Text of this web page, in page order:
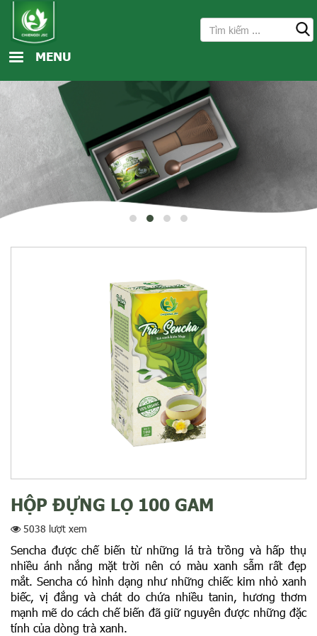
Nhảy đến nội dung
MENU
Search form
Tìm kiếm
HỘP ĐỰNG LỌ 100 GAM
5038 lượt xem
Sencha được chế biến từ những lá trà trồng và hấp thụ
nhiều ánh nắng mặt trời nên có màu xanh sẫm rất đẹp
mắt. Sencha có hình dạng như những chiếc kim nhỏ xanh
biếc, vị đắng và chát do chứa nhiều tanin, hương thơm
mạnh mẽ do cách chế biến đã giữ nguyên được những đặc
tính của dòng trà xanh.